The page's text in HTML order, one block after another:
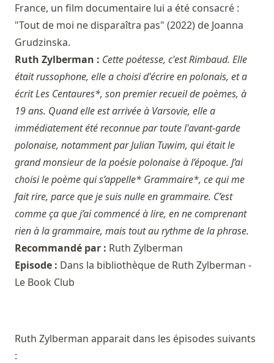
France, un film documentaire lui a été consacré :
"Tout de moi ne disparaîtra pas" (2022) de Joanna
Grudzinska.
Ruth Zylberman : Cette poétesse, c'est Rimbaud. Elle
était russophone, elle a choisi d'écrire en polonais, et a
écrit Les Centaures*, son premier recueil de poèmes, à
19 ans. Quand elle est arrivée à Varsovie, elle a
immédiatement été reconnue par toute l'avant-garde
polonaise, notamment par Julian Tuwim, qui était le
grand monsieur de la poésie polonaise à l’époque. J’ai
choisi le poème qui s’appelle* Grammaire*, ce qui me
fait rire, parce que je suis nulle en grammaire. C’est
comme ça que j’ai commencé à lire, en ne comprenant
rien à la grammaire, mais tout au rythme de la phrase.
Recommandé par : Ruth Zylberman
Episode : Dans la bibliothèque de Ruth Zylberman -
Le Book Club
Ruth Zylberman apparait dans les épisodes suivants
: